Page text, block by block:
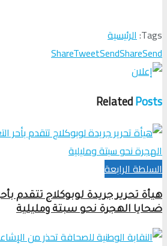
Tags: الرئيسية
ShareTweetSendShareSend
RelatedPosts
السلطة الرابعة
هيأة تحرير جريدة لوبوكلاج تتقدم
ضحايا الهجرة نحو سبتة ومليلية